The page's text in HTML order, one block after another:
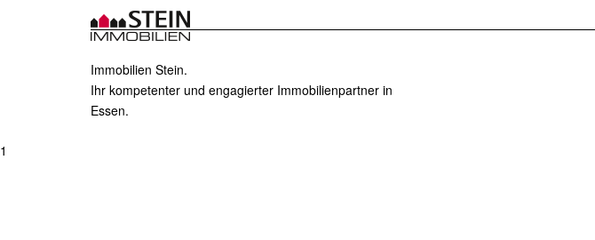
Immobilien Stein.
Ihr kompetenter und engagierter Immobilienpartner in
Essen.
1